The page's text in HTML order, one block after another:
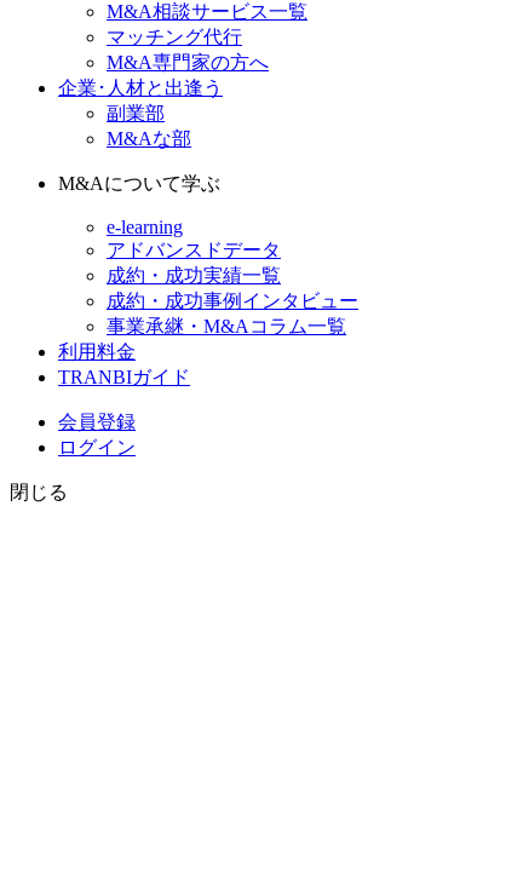
M&A相談サービス一覧
マッチング代行
M&A専門家の方へ
企業･人材と出逢う
副業部
M&Aな部
M&Aについて学ぶ
e-learning
アドバンスドデータ
成約・成功実績一覧
成約・成功事例インタビュー
事業承継・M&Aコラム一覧
利用料金
TRANBIガイド
会員登録
ログイン
閉じる